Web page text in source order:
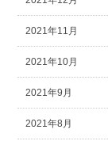
2021年11月
2021年10月
2021年9月
2021年8月